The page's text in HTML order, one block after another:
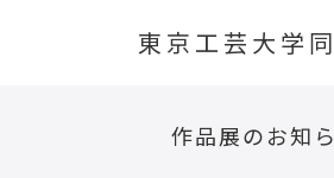
東京工芸大学
作品展のお知